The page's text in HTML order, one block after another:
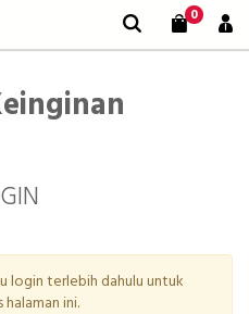
0
login terlebih dahulu untuk
ini.